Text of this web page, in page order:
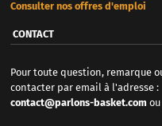
Consulter nos offres d'emploi
CONTACT
Pour toute question, remarque
contacter par email à l'adresse :
contact@parlons-basket.com